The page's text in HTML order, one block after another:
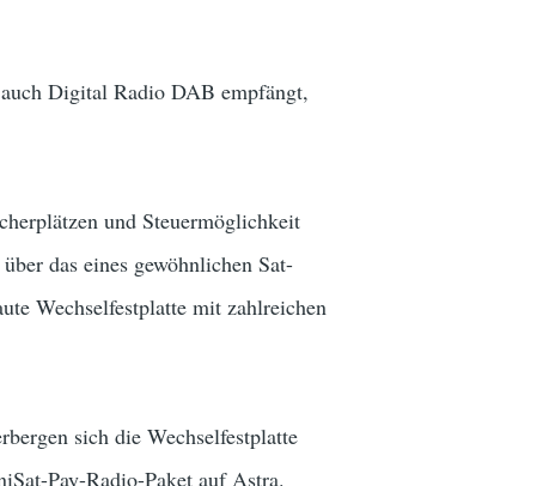
Digital Radio DAB empfängt,
und Steuermöglichkeit
das eines gewöhnlichen Sat-
Wechselfestplatte mit zahlreichen
sich die Wechselfestplatte
Pay-Radio-Paket auf Astra.